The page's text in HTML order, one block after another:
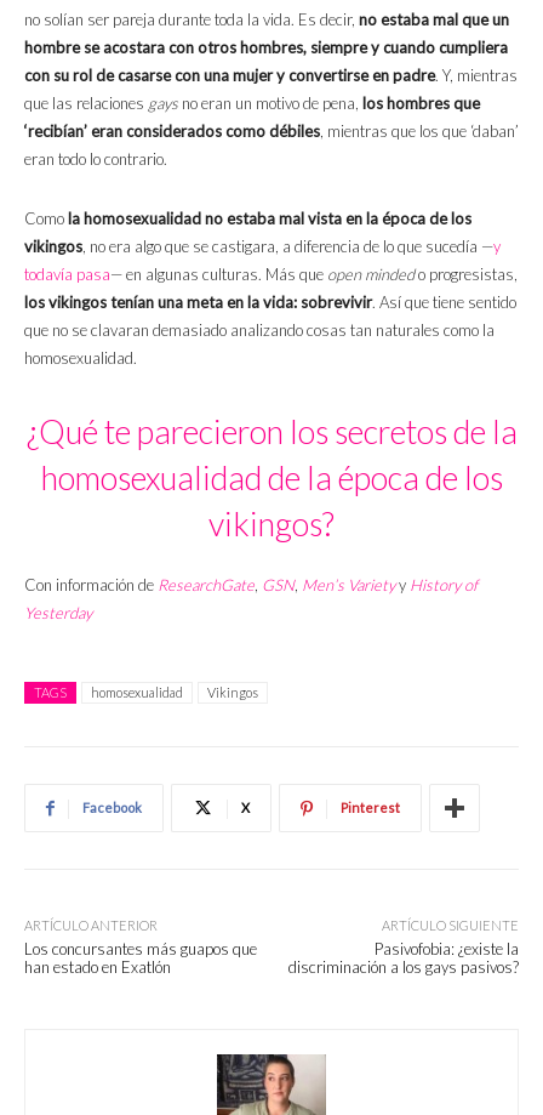
no solían ser pareja durante toda la vida. Es decir, no estaba mal que un
hombre se acostara con otros hombres, siempre y cuando cumpliera
con su rol de casarse con una mujer y convertirse en padre. Y, mientras
que las relaciones gays no eran un motivo de pena, los hombres que
‘recibían’ eran considerados como débiles, mientras que los que ‘daban’
eran todo lo contrario.
Como la homosexualidad no estaba mal vista en la época de los
vikingos, no era algo que se castigara, a diferencia de lo que sucedía —y
todavía pasa— en algunas culturas. Más que open mindedo progresistas,
los vikingos tenían una meta en la vida: sobrevivir. Así que tiene sentido
que no se clavaran demasiado analizando cosas tan naturales como la
homosexualidad.
¿Qué te parecieron los secretos de la
homosexualidad de la época de los
vikingos?
Con información de ResearchGate, GSN, Men’s Varietyy History of
Yesterday
TAGS homosexualidad Vikingos
Facebook X Pinterest
ARTÍCULO ANTERIOR
Los concursantes más guapos que
han estado en Exatlón
ARTÍCULO SIGUIENTE
Pasivofobia: ¿existe la
discriminación a los gays pasivos?